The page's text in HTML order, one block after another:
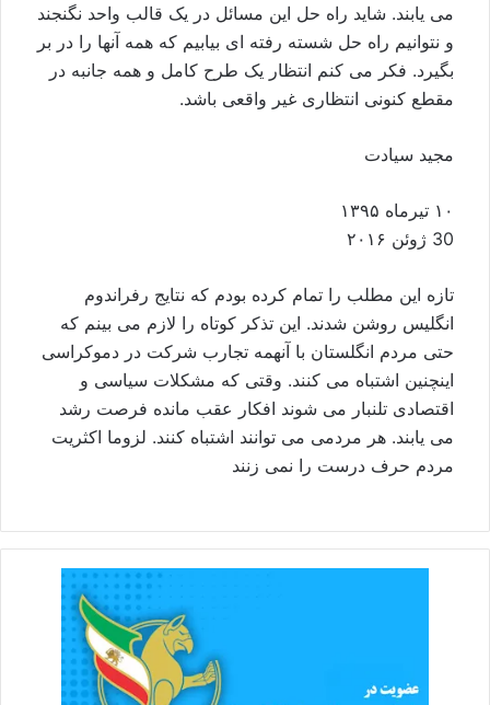
می يابند. شايد راه حل اين مسائل در يک قالب واحد نگنجند
و نتوانيم راه حل شسته رفته ای بيابيم که همه آنها را در بر
بگيرد. فکر می کنم انتظار يک طرح کامل و همه جانبه در
مقطع کنونی انتظاری غير واقعی باشد.
مجيد سيادت
۱۰ تيرماه ۱۳۹۵
30 ژوئن ۲۰۱۶
تازه اين مطلب را تمام کرده بودم که نتايج رفراندوم
انگليس روشن شدند. اين تذکر کوتاه را لازم می بينم که
حتی مردم انگلستان با آنهمه تجارب شرکت در دموکراسی
اينچنين اشتباه می کنند. وقتی که مشکلات سياسی و
اقتصادی تلنبار می شوند افکار عقب مانده فرصت رشد
می يابند. هر مردمی می توانند اشتباه کنند. لزوما اکثريت
مردم حرف درست را نمی زنند